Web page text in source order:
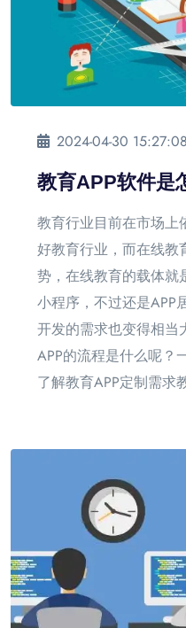
2024-04-30 15:27:08
教育APP软件是
教育行业目前在市场上
好教育行业，而在线教
势，在线教育的载体就
小程序，不过还是APP
开发的需求也变得相当
APP的流程是什么呢？
了解教育APP定制需求